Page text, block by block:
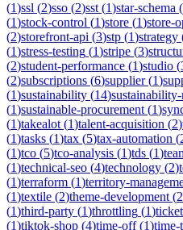
(1)ssl (2)sso (2)sst (1)star-schema (
(1)stock-control (1)store (1)store-
(2)storefront-api (3)stp (1)strategy
(1)stress-testing (1)stripe (3)
(2)student-performance (1)studio (
(2)subscriptions (6)supplier(1)
(1)sustainability (14)
(1)sustainable-procurement (1)
(1)takealot (1)talent-acquisition (2)
(1)tasks (1)tax (5)tax-automation (
(1)tco (5)tco-analysis (1)tds (1)
(1)technical-seo (4)technology (2)
(1)terraform (1)territory-
(1)textile (2)theme-development (2
(1)third-party (1)throttling (1)
(1)tiktok-shop (4)time-off(1)time-